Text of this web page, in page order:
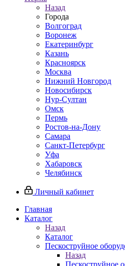
Назад
Города
Волгоград
Воронеж
Екатеринбург
Казань
Красноярск
Москва
Нижний Новгород
Новосибирск
Нур-Султан
Омск
Пермь
Ростов-на-Дону
Самара
Санкт-Петербург
Уфа
Хабаровск
Челябинск
Личный кабинет
Главная
Каталог
Назад
Каталог
Пескоструйное
Назад
Пескоструйное